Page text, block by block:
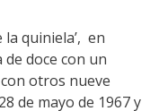
la quiniela’, en
de doce con un
otros nueve
de mayo de 1967 y